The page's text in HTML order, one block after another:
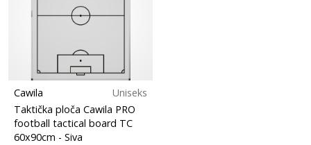
Cawila
Uniseks
Taktička ploča Cawila PRO
football tactical board TC
60x90cm - Siva